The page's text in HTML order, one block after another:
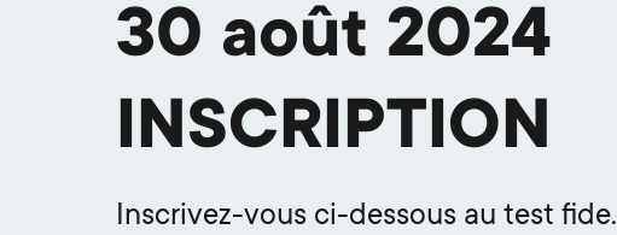
30 août 2024
INSCRIPTION
Inscrivez-vous ci-dessous au test fide.